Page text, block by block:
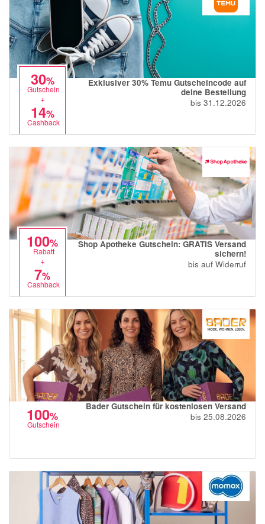
30%
Gutschein
+
14%
Cashback
Exklusiver 30% Temu Gutscheincode auf
deine Bestellung
bis 31.12.2026
100%
Rabatt
+
7%
Cashback
Shop Apotheke Gutschein: GRATIS Versand
sichern!
bis auf Widerruf
100%
Gutschein
Bader Gutschein für kostenlosen Versand
bis 25.08.2026